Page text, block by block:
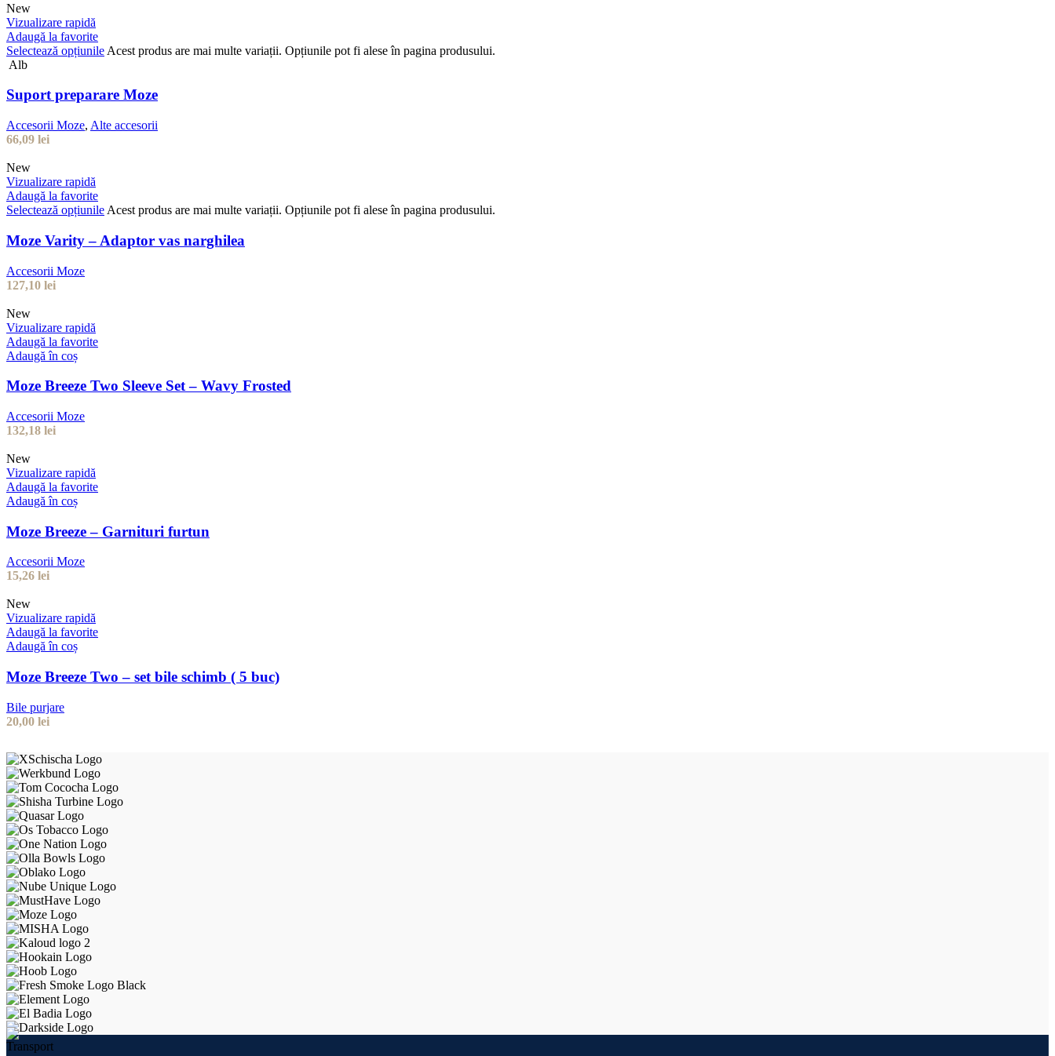
New
Vizualizare rapidă
Adaugă la favorite
Selectează opțiunile Acest produs are mai multe variații. Opțiunile pot fi alese în pagina produsului.
Alb
Suport preparare Moze
Accesorii Moze, Alte accesorii
66,09 lei
New
Vizualizare rapidă
Adaugă la favorite
Selectează opțiunile Acest produs are mai multe variații. Opțiunile pot fi alese în pagina produsului.
Moze Varity – Adaptor vas narghilea
Accesorii Moze
127,10 lei
New
Vizualizare rapidă
Adaugă la favorite
Adaugă în coș
Moze Breeze Two Sleeve Set – Wavy Frosted
Accesorii Moze
132,18 lei
New
Vizualizare rapidă
Adaugă la favorite
Adaugă în coș
Moze Breeze – Garnituri furtun
Accesorii Moze
15,26 lei
New
Vizualizare rapidă
Adaugă la favorite
Adaugă în coș
Moze Breeze Two – set bile schimb ( 5 buc)
Bile purjare
20,00 lei